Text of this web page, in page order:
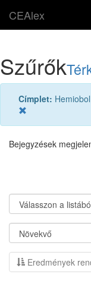
CEAlex
Szűrők
Címplet: Hemiobol
Bejegyzések
Eredmények